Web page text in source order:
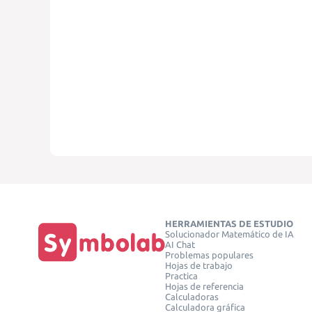
HERRAMIENTAS DE ESTUDIO
Solucionador Matemático de IA
AI Chat
Problemas populares
Hojas de trabajo
Practica
Hojas de referencia
Calculadoras
Calculadora gráfica